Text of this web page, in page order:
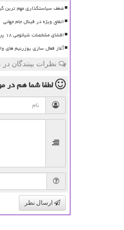
ضعف سیاستگذاری مهم ترین
اتفاق ویژه در فینال جام جهانی
افشای مشخصات شیائومی ۱۸ پرو
آغاز فعال سازی یوزرنیم های
نظرات بینندگان
لطفا شما همدر
ارسال نظر